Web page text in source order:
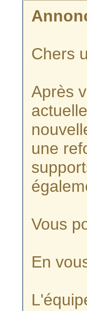
Chers
Après
une
Vous
En